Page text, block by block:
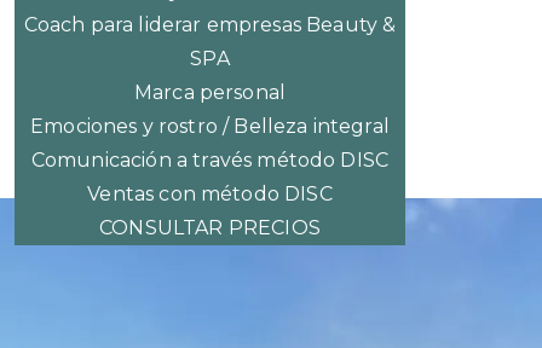
Coach para liderar empresas Beauty &
SPA
Marca personal
Emociones y rostro / Belleza integral
Comunicación a través método DISC
Ventas con método DISC
CONSULTAR PRECIOS